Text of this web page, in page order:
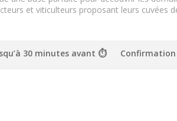
et viticulteurs proposant leurs
30 minutes avant ⏱ Confirmation